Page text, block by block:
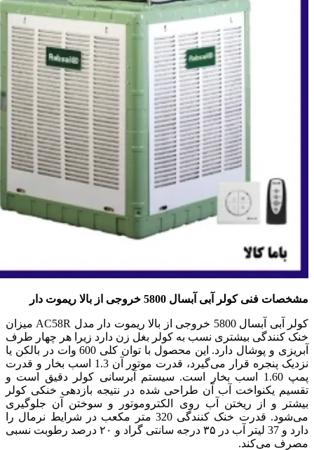
مشخصات فنی کولر آبی آبسال 5800 خروجی از بالا ریموت دار
کولر آبی آبسال 5800 خروجی از بالا ریموت دار مدل AC58R میزان
خنک کنندگی بیشتری نسب به کولر بغل زن دارد زیرا هر چهار طرف
آبریزی و پوشال دارد. این محصول با توان کلی 600 وات در بالکن یا
نزدیک پنجره قرار می‌گیرد، قدرت موتور آن 1.3 اسب بخار و قدرت
پمپ 1.60 اسب بخار است. سیستم آبرسانی کولر دقیق است و
تقسیم یکنواخت آب آن طراحی شده در نتیجه بازدهی خنکی کولر
بیشتر و از ریختن آب روی الکتروموتور و سوختن آن جلوگیری
می‌شود. قدرت خنک کنندگی 320 متر مکعب در شرایط نرمال را
دارد و 37 لیتر آب در ۳۵ درجه سانتی گراد و ۲۰ درصد رطوبت نسبی
مصرف می‌کند.